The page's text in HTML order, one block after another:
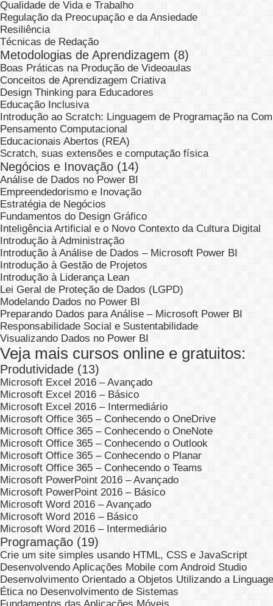
Qualidade de Vida e Trabalho
Regulação da Preocupação e da Ansiedade
Resiliência
Técnicas de Redação
Metodologias de Aprendizagem (8)
Boas Práticas na Produção de Videoaulas
Conceitos de Aprendizagem Criativa
Design Thinking para Educadores
Educação Inclusiva
Introdução ao Scratch: Linguagem de Programação na
Pensamento Computacional
Educacionais Abertos (REA)
Scratch, suas extensões e computação física
Negócios e Inovação (14)
Análise de Dados no Power BI
Empreendedorismo e Inovação
Estratégia de Negócios
Fundamentos do Design Gráfico
Inteligência Artificial e o Novo Contexto da Cultura Digital
Introdução à Administração
Introdução à Análise de Dados – Microsoft Power BI
Introdução à Gestão de Projetos
Introdução à Liderança Lean
Lei Geral de Proteção de Dados (LGPD)
Modelando Dados no Power BI
Preparando Dados para Análise – Microsoft Power BI
Responsabilidade Social e Sustentabilidade
Visualizando Dados no Power BI
Veja mais cursos online e gratuitos:
Produtividade (13)
Microsoft Excel 2016 – Avançado
Microsoft Excel 2016 – Básico
Microsoft Excel 2016 – Intermediário
Microsoft Office 365 – Conhecendo o OneDrive
Microsoft Office 365 – Conhecendo o OneNote
Microsoft Office 365 – Conhecendo o Outlook
Microsoft Office 365 – Conhecendo o Planar
Microsoft Office 365 – Conhecendo o Teams
Microsoft PowerPoint 2016 – Avançado
Microsoft PowerPoint 2016 – Básico
Microsoft Word 2016 – Avançado
Microsoft Word 2016 – Básico
Microsoft Word 2016 – Intermediário
Programação (19)
Crie um site simples usando HTML, CSS e JavaScript
Desenvolvendo Aplicações Mobile com Android Studio
Desenvolvimento Orientado a Objetos Utilizando a
Ética no Desenvolvimento de Sistemas
Fundamentos das Aplicações Móveis